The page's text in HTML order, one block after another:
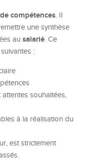
de compétences. Il
une synthèse
au salarié. Ce
:
souhaitées,
à la réalisation du
est strictement